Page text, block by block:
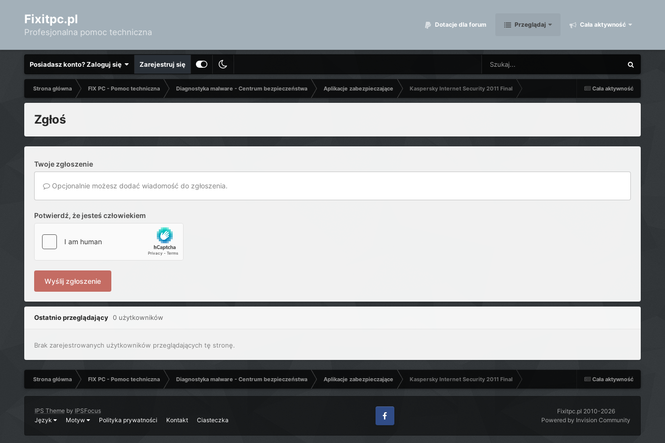
Fixitpc.pl
Profesjonalna pomoc techniczna
Dotacje dla forum Przeglądaj Cała aktywność
Posiadasz konto? Zaloguj się Zarejestruj się
Cała aktywność
Strona główna FIX PC - Pomoc techniczna Diagnostyka malware - Centrum bezpieczeństwa Aplikacje zabezpieczające Kaspersky Internet Security 2011 Final
Zgłoś
Twoje zgłoszenie
Opcjonalnie możesz dodać wiadomość do zgłoszenia.
Potwierdź, że jesteś człowiekiem
Wyślij zgłoszenie
Ostatnio przeglądający 0 użytkowników
Brak zarejestrowanych użytkowników przeglądających tę stronę.
Cała aktywność
Strona główna FIX PC - Pomoc techniczna Diagnostyka malware - Centrum bezpieczeństwa Aplikacje zabezpieczające Kaspersky Internet Security 2011 Final
IPS Themeby IPSFocus
Język
Motyw Polityka prywatności Kontakt Ciasteczka
Facebook
Fixitpc.pl 2010-2026
Powered by Invision Community